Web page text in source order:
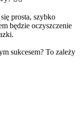
prosta, szybko
będzie oczyszczenie
sukcesem? To zależy